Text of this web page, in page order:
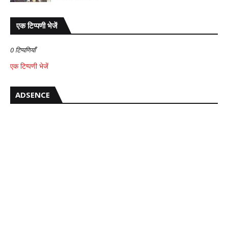
एक टिप्पणी भेजें
0 टिप्पणियाँ
एक टिप्पणी भेजें
ADSENCE